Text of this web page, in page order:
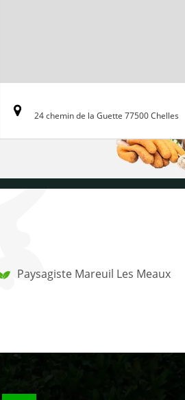
24 chemin de la Guette 77500 Chelles
Paysagiste Mareuil Les Meaux